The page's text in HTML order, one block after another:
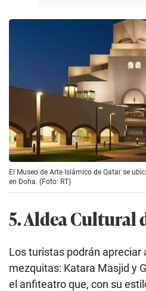
El Museo de Arte Islámico de Qatar se
en Doha. (Foto: RT)
5. Aldea Cultural
Los turistas podrán apreciar
mezquitas: Katara Masjid y
el anfiteatro que, con su